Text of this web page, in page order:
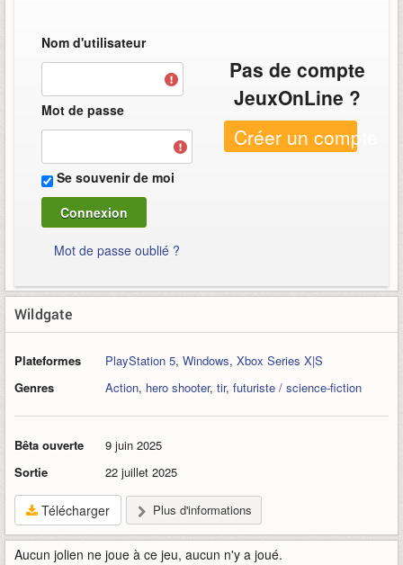
Nom d'utilisateur
Mot de passe
Se souvenir de moi
Mot de passe oublié ?
Pas de compte
JeuxOnLine ?
Créer un compte
Wildgate
Plateformes PlayStation 5, Windows, Xbox Series X|S
Genres
Action, hero shooter, tir, futuriste / science-fiction
Bêta ouverte
9 juin 2025
Sortie
22 juillet 2025
Télécharger Plus d'informations
Aucun jolien ne joue à ce jeu, aucun n'y a joué.